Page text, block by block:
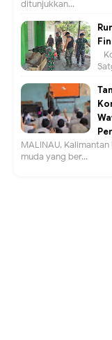
ditunjukkan...
MALINAU,
muda yang ber...